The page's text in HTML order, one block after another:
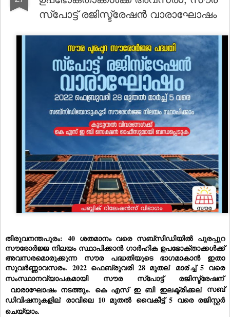
സ്പോട്ട് രജിസ്ട്രേഷന്‍ വാരാഘോഷം
തിരുവനന്തപുരം: 40 ശതമാനം വരെ സബ്സിഡിയിൽ പുരപ്പുറ
സൗരോർജ്ജ നിലയം സ്ഥാപിക്കാൻ ഗാർഹിക ഉപഭോക്താക്കൾക്ക്
അവസരമൊരുക്കുന്ന സൗര പദ്ധതിയുടെ ഭാഗമാകാൻ ഇതാ
സുവർണ്ണാവസരം. 2022 ഫെബ്രുവരി 28 മുതല് മാര്ച്ച് 5 വരെ
സംസ്ഥാനവ്യാപകമായി സൗര സ്പോട്ട് രജിസ്ട്രേഷന്
വാരാഘോഷം നടത്തും. കെ എസ് ഇ ബി ഇലക്ട്രിക്കല്സബ്
ഡിവിഷനുകളില് രാവിലെ 10 മുതൽ വൈകീട്ട് 5 വരെ രജിസ്റ്റർ
ചെയ്യാം.